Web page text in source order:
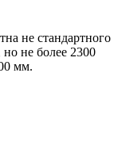
не стандартного
не более 2300
мм.